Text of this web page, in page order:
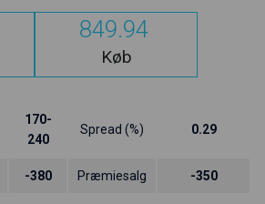
849.94
Køb
170-
240
Spread (%) 0.29
-380 Præmiesalg -350